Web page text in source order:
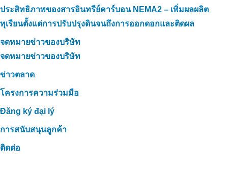
ประสิทธิภาพของสารอินทรีย์คาร์บอน NEMA2 – เพิ่มผลผลิต
ทุเรียนตั้งแต่การปรับปรุงดินจนถึงการออกดอกและติดผล
จดหมายข่าวของบริษัท
จดหมายข่าวของบริษัท
ข่าวตลาด
โครงการความร่วมมือ
Đăng ký đại lý
การสนับสนุนลูกค้า
ติดต่อ